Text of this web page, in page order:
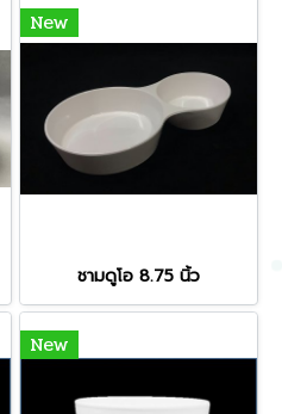
New
ชามดูโอ 8.75 นิ้ว
New